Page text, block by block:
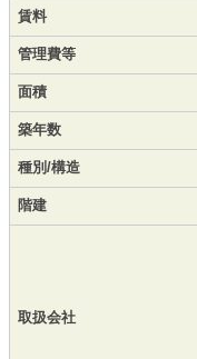
賃料
管理費等
面積
築年数
種別/構造
階建
取扱会社